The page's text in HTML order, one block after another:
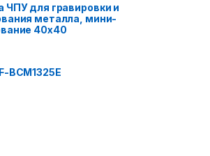
ЧПУ для гравировки и
металла, мини-
40x40
BCM1325E